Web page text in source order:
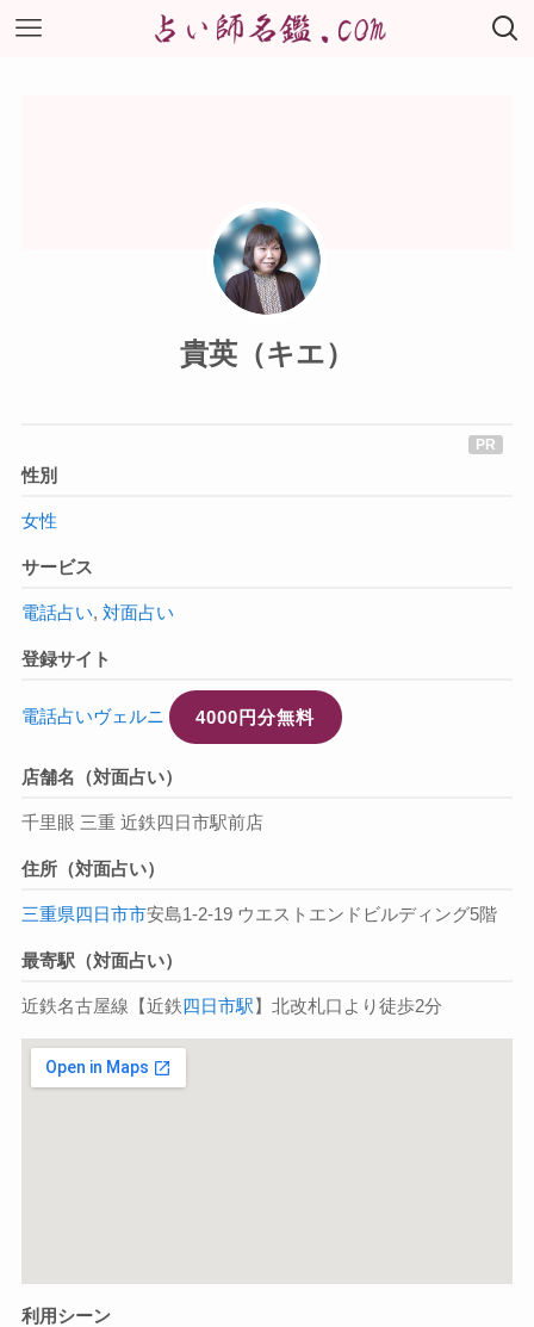
貴英（キエ）
性別
女性
サービス
電話占い, 対面占い
登録サイト
電話占いヴェルニ 4000円分無料
店舗名（対面占い）
千里眼 三重 近鉄四日市駅前店
住所（対面占い）
三重県四日市市安島1-2-19 ウエストエンドビルディング5階
最寄駅（対面占い）
近鉄名古屋線【近鉄四日市駅】北改札口より徒歩2分
利用シーン